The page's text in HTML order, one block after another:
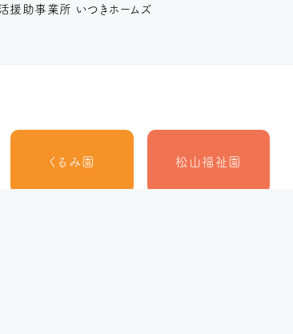
援助事業所 いつきホームズ
くるみ園 松山福祉園